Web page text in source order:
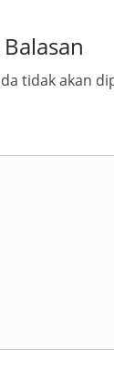
tidak akan